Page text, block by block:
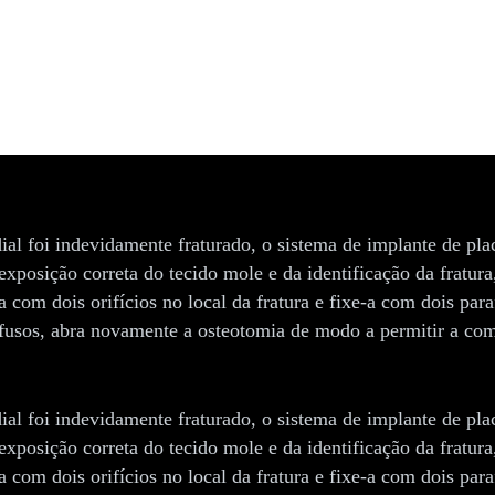
foi indevidamente fraturado, o sistema de implante de
correta do tecido mole e da identificação da
dois orifícios no local da fratura e fixe-a com dois
abra novamente a osteotomia de modo a permitir a
foi indevidamente fraturado, o sistema de implante de
correta do tecido mole e da identificação da
dois orifícios no local da fratura e fixe-a com dois